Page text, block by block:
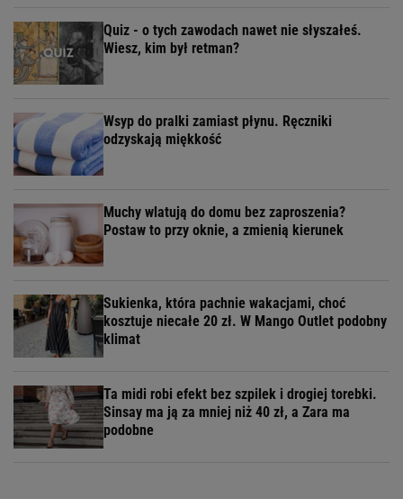
Quiz - o tych zawodach nawet nie słyszałeś.
Wiesz, kim był retman?
Wsyp do pralki zamiast płynu. Ręczniki
odzyskają miękkość
Muchy wlatują do domu bez zaproszenia?
Postaw to przy oknie, a zmienią kierunek
Sukienka, która pachnie wakacjami, choć
kosztuje niecałe 20 zł. W Mango Outlet podobny
klimat
Ta midi robi efekt bez szpilek i drogiej torebki.
Sinsay ma ją za mniej niż 40 zł, a Zara ma
podobne